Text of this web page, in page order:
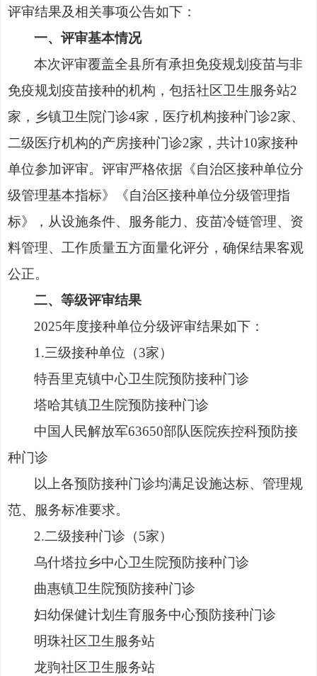
评审结果及相关事项公告如下：
一、评审基本情况
本次评审覆盖全县所有承担免疫规划疫苗与非
免疫规划疫苗接种的机构，包括社区卫生服务站2
家，乡镇卫生院门诊4家，医疗机构接种门诊2家、
二级医疗机构的产房接种门诊2家，共计10家接种
单位参加评审。评审严格依据《自治区接种单位分
级管理基本指标》《自治区接种单位分级管理指
标》，从设施条件、服务能力、疫苗冷链管理、资
料管理、工作质量五方面量化评分，确保结果客观
公正。
二、等级评审结果
2025年度接种单位分级评审结果如下：
1.三级接种单位（3家）
特吾里克镇中心卫生院预防接种门诊
塔哈其镇卫生院预防接种门诊
中国人民解放军63650部队医院疾控科预防接
种门诊
以上各预防接种门诊均满足设施达标、管理规
范、服务标准要求。
2.二级接种门诊（5家）
乌什塔拉乡中心卫生院预防接种门诊
曲惠镇卫生院预防接种门诊
妇幼保健计划生育服务中心预防接种门诊
明珠社区卫生服务站
龙驹社区卫生服务站